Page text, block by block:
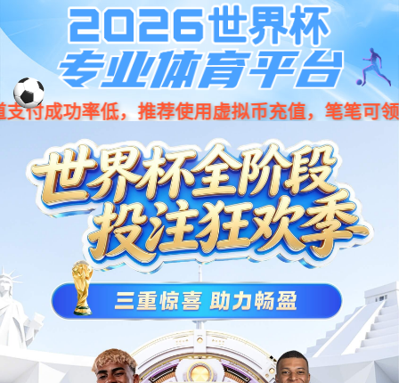
股票
代码 001266
车身类
BCM控制器